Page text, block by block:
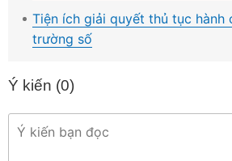
Tiện ích giải quyết thủ tục hành
trường số
Ý kiến (0)